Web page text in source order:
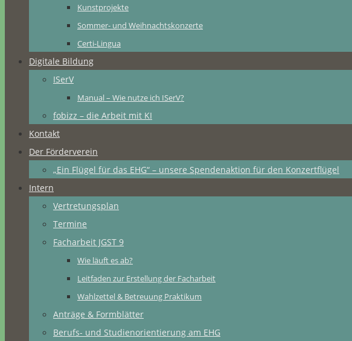
Kunstprojekte
Sommer- und Weihnachtskonzerte
Certi-Lingua
Digitale Bildung
ISerV
Manual – Wie nutze ich ISerV?
fobizz – die Arbeit mit KI
Kontakt
Der Förderverein
„Ein Flügel für das EHG“ – unsere Spendenaktion für den Konzertflügel
Intern
Vertretungsplan
Termine
Facharbeit JGST 9
Wie läuft es ab?
Leitfaden zur Erstellung der Facharbeit
Wahlzettel & Betreuung Praktikum
Anträge & Formblätter
Berufs- und Studienorientierung am EHG